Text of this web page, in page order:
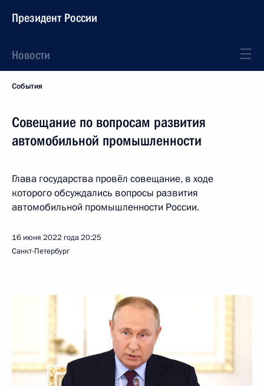
Президент России
Новости
События
Совещание по вопросам развития
автомобильной промышленности
Глава государства провёл совещание, в ходе
которого обсуждались вопросы развития
автомобильной промышленности России.
16 июня 2022 года20:25
Санкт-Петербург